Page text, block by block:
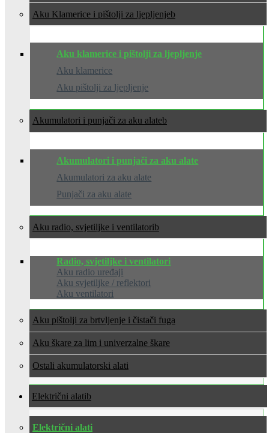
Aku Klamerice i pištolji za ljepljenje
Aku klamerice i pištolji za ljepljenje
Aku klamerice
Aku pištolji za ljepljenje
Akumulatori i punjači za aku alate
Akumulatori i punjači za aku alate
Akumulatori za aku alate
Punjači za aku alate
Aku radio, svjetiljke i ventilatori
Radio, svjetiljke i ventilatori
Aku radio uređaji
Aku svjetiljke / reflektori
Aku ventilatori
Aku pištolji za brtvljenje i čistači fuga
Aku škare za lim i univerzalne škare
Ostali akumulatorski alati
Električni alati
Električni alati